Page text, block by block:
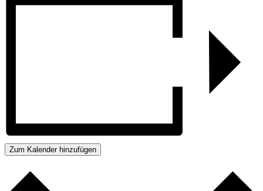
Zum Kalender hinzufügen